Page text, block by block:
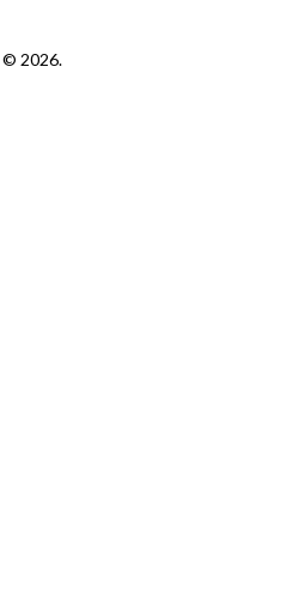
© 2026.